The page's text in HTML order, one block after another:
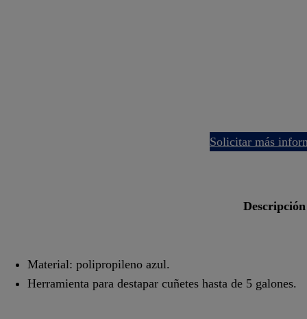
solicitar más
descripción
Material: polipropileno azul.
Herramienta para destapar cuñetes hasta de 5 galones.